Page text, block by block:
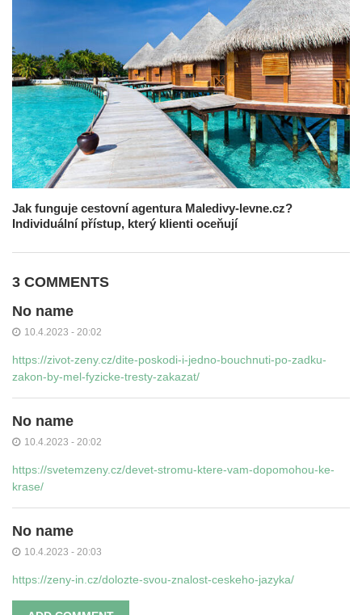
Jak funguje cestovní agentura Maledivy-levne.cz?
Individuální přístup, který klienti oceňují
3 COMMENTS
No name
10.4.2023 - 20:02
https://zivot-zeny.cz/dite-poskodi-i-jedno-bouchnuti-po-zadku-
zakon-by-mel-fyzicke-tresty-zakazat/
No name
10.4.2023 - 20:02
https://svetemzeny.cz/devet-stromu-ktere-vam-dopomohou-ke-
krase/
No name
10.4.2023 - 20:03
https://zeny-in.cz/dolozte-svou-znalost-ceskeho-jazyka/